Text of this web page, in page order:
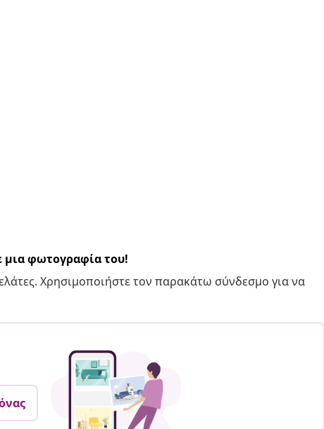
μια φωτογραφία του!
Χρησιμοποιήστε τον παρακάτω σύνδεσμο για να